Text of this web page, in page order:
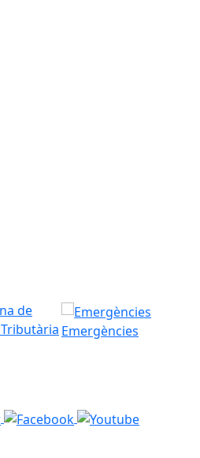
Emergències